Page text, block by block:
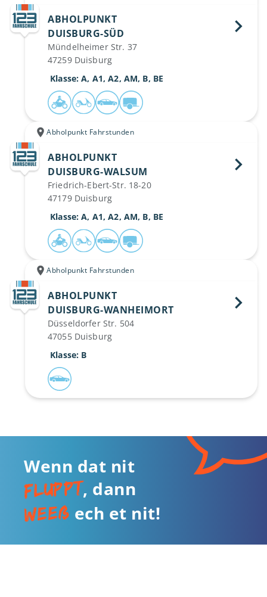
ABHOLPUNKT
DUISBURG-SÜD
Mündelheimer Str. 37
47259 Duisburg
Klasse: A, A1, A2, AM, B, BE
Abholpunkt Fahrstunden
ABHOLPUNKT
DUISBURG-WALSUM
Friedrich-Ebert-Str. 18-20
47179 Duisburg
Klasse: A, A1, A2, AM, B, BE
Abholpunkt Fahrstunden
ABHOLPUNKT
DUISBURG-WANHEIMORT
Düsseldorfer Str. 504
47055 Duisburg
Klasse: B
Wenn dat nit
fluppt, dann
weeß ech et nit!